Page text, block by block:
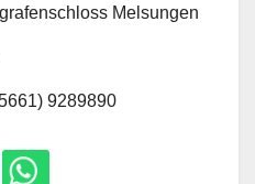
Melsungen
9289890